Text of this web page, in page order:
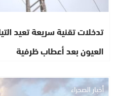
تدخلات تقنية سريعة تعيد
العيون بعد أعطاب ظرفية
أخبار الصحراء